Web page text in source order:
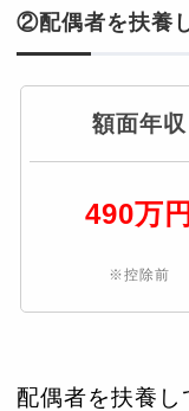
②配偶者を扶養
額面年収
490万円
※控除前
配偶者を扶養し